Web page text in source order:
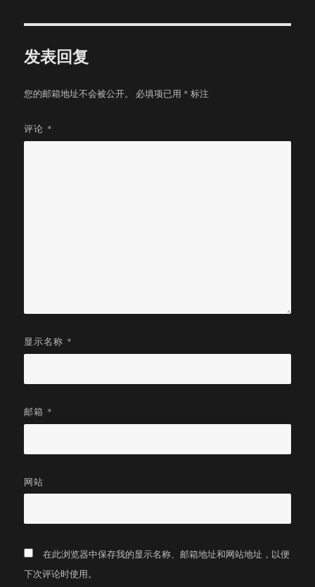
发表回复
您的邮箱地址不会被公开。 必填项已用 * 标注
评论 *
显示名称 *
邮箱 *
网站
在此浏览器中保存我的显示名称、邮箱地址和网站地址，以便
下次评论时使用。